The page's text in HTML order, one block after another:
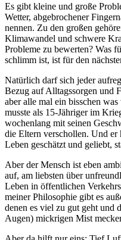
Es gibt kleine und große
Wetter, abgebrochener
nennen. Zu den großen
Klimawandel und schwere
Probleme zu bewerten? Was
schlimm ist, ist für den
Natürlich darf sich jeder
Bezug auf Alltagssorgen und
aber alle mal ein bisschen
musste als 15-Jähriger im
wochenlang mit seinen
die Eltern verschollen. Und er
Leben geschätzt und geliebt,
Aber der Mensch ist eben
auf, am liebsten über
Leben in öffentlichen
meiner Philosophie gibt es
denen es viel zu gut geht und
Augen) mickrigen Mist